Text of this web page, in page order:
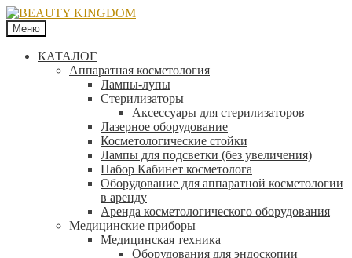
Меню
КАТАЛОГ
Аппаратная косметология
Лампы-лупы
Стерилизаторы
Аксессуары для стерилизаторов
Лазерное оборудование
Косметологические стойки
Лампы для подсветки (без увеличения)
Набор Кабинет косметолога
Оборудование для аппаратной косметологии
в аренду
Аренда косметологического оборудования
Медицинские приборы
Медицинская техника
Оборудования для эндоскопии